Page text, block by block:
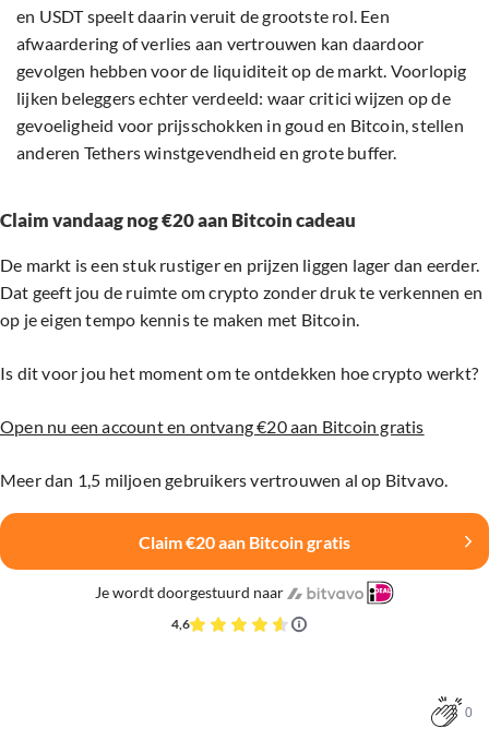
en USDT speelt daarin veruit de grootste rol. Een
afwaardering of verlies aan vertrouwen kan daardoor
gevolgen hebben voor de liquiditeit op de markt. Voorlopig
lijken beleggers echter verdeeld: waar critici wijzen op de
gevoeligheid voor prijsschokken in goud en Bitcoin, stellen
anderen Tethers winstgevendheid en grote buffer.
Claim vandaag nog €20 aan Bitcoin cadeau
De markt is een stuk rustiger en prijzen liggen lager dan eerder.
Dat geeft jou de ruimte om crypto zonder druk te verkennen en
op je eigen tempo kennis te maken met Bitcoin.
Is dit voor jou het moment om te ontdekken hoe crypto werkt?
Open nu een account en ontvang €20 aan Bitcoin gratis
Meer dan 1,5 miljoen gebruikers vertrouwen al op Bitvavo.
Claim €20 aan Bitcoin gratis
Je wordt doorgestuurd naar
4,6
0